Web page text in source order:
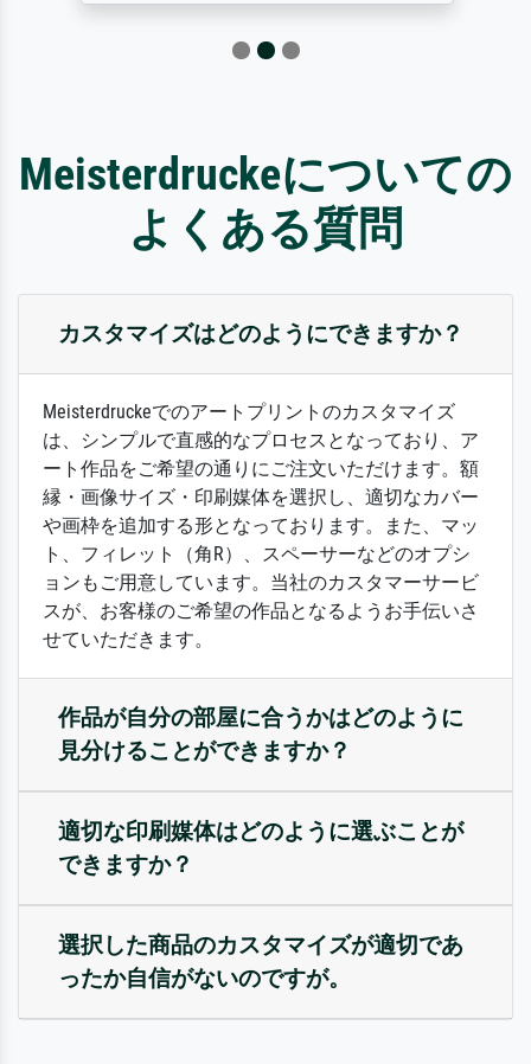
Meisterdruckeについての
よくある質問
カスタマイズはどのようにできますか？
Meisterdruckeでのアートプリントのカスタマイズ
は、シンプルで直感的なプロセスとなっており、ア
ート作品をご希望の通りにご注文いただけます。額
縁・画像サイズ・印刷媒体を選択し、適切なカバー
や画枠を追加する形となっております。また、マッ
ト、フィレット（角R）、スペーサーなどのオプシ
ョンもご用意しています。当社のカスタマーサービ
スが、お客様のご希望の作品となるようお手伝いさ
せていただきます。
作品が自分の部屋に合うかはどのように
見分けることができますか？
適切な印刷媒体はどのように選ぶことが
できますか？
選択した商品のカスタマイズが適切であ
ったか自信がないのですが。